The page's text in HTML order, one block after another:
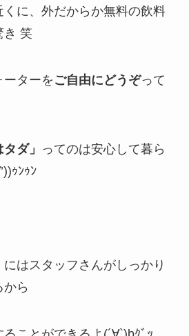
くに、外だからか無料の飲料
き 笑
ターを ご自由にどうぞって
ダ」 ってのは安心して暮ら
ｩﾝｩﾝ
はスタッフさんがしっかり
ら